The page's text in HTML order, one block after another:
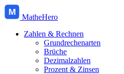
M
MatheHero
Zahlen & Rechnen
Grundrechenarten
Brüche
Dezimalzahlen
Prozent & Zinsen